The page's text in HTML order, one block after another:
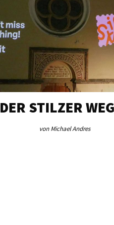
DER STILZER
von Michael Andres